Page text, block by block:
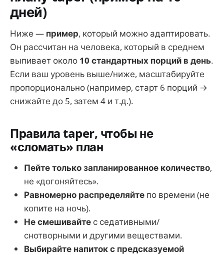
дней)
Ниже — пример, который можно адаптировать.
Он рассчитан на человека, который в среднем
выпивает около 10 стандартных порций в день.
Если ваш уровень выше/ниже, масштабируйте
пропорционально (например, старт 6 порций →
снижайте до 5, затем 4 и т.д.).
Правила taper, чтобы не
«сломать» план
Пейте только запланированное количество,
не «догоняйтесь».
Равномерно распределяйте по времени (не
копите на ночь).
Не смешивайте с седативными/
снотворными и другими веществами.
Выбирайте напиток с предсказуемой